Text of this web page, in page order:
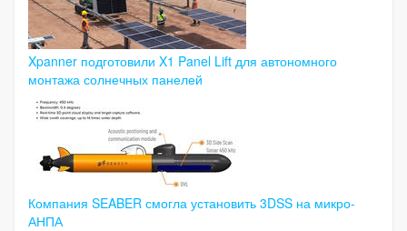
Xpanner подготовили X1 Panel Lift для автономного
монтажа солнечных панелей
Компания SEABER смогла установить 3DSS на микро-
АНПА